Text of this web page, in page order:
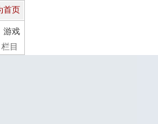
首页
游戏
栏目